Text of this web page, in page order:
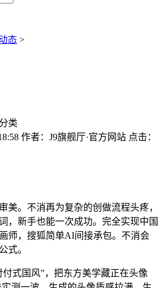
态 >
类
作者： J9旗舰厅·官方网站 点击：
。不消再为复杂的创做流程头疼，
，新手也能一次成功。完全实现中国
师，搜狐简单AI间接承包。不消会
式。
式国风”，把东方美学藏正在头像